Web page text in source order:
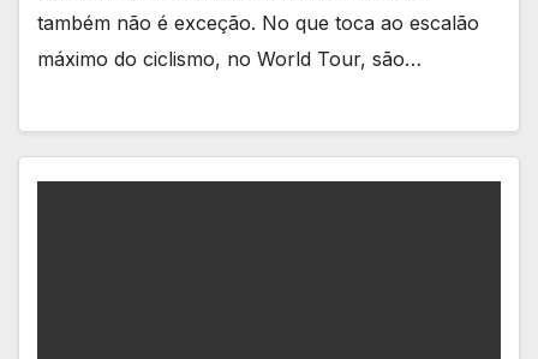
também não é exceção. No que toca ao escalão
máximo do ciclismo, no World Tour, são…